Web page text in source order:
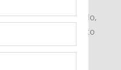
de aço do mundo,
no mercado de aço